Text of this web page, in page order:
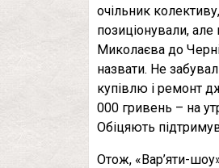
очільник
позиціонували,
Миколаєва до
назвати. Не
купівлю і ремонт
000 гривень – на
Обіцяють
Отож, «Вар’яти-